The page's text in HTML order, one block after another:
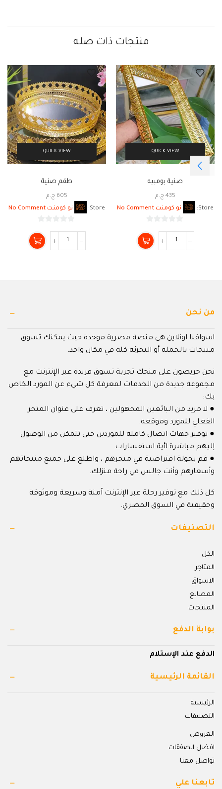
منتجات ذات صله
QUICK VIEW
صنية بومبيه
435 ج.م
Store:
نو كومنت No Comment
من
5
QUICK VIEW
طقم صنية
605 ج.م
Store:
نو كومنت No Comment
من
5
من نحن
اسواقنا اونلاين هى منصة مصرية موحدة حيث يمكنك تسوق
منتجات بالجملة أو التجزئة كله في مكان واحد.
نحن حريصون على منحك تجربة تسوق فريدة عبر الإنترنت مع
مجموعة جديدة من الخدمات لمعرفة كل شيء عن المورد الخاص
بك:
● لا مزيد من البائعين المجهولين ، تعرف على عنوان المتجر
الفعلي للمورد وموقعه.
● توفير جهات اتصال كاملة للموردين حتى تتمكن من الوصول
إليهم مباشرة لأية استفسارات.
● قم بجولة افتراضية في متجرهم ، واطلع على جميع منتجاتهم
وأسعارهم وأنت جالس في راحة منزلك.
كل ذلك مع توفير رحلة عبر الإنترنت آمنة وسريعة وموثوقة
وحقيقية في السوق المصري.
التصنيفات
الكل
المتاجر
الاسواق
المصانع
المنتجات
بوابة الدفع
الدفع عند الإستلام
القائمة الرئيسية
الرئيسية
التصنيفات
العروض
افضل الصفقات
تواصل معنا
تابعنا علي